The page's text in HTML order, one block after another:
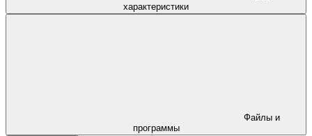
характеристики
программы